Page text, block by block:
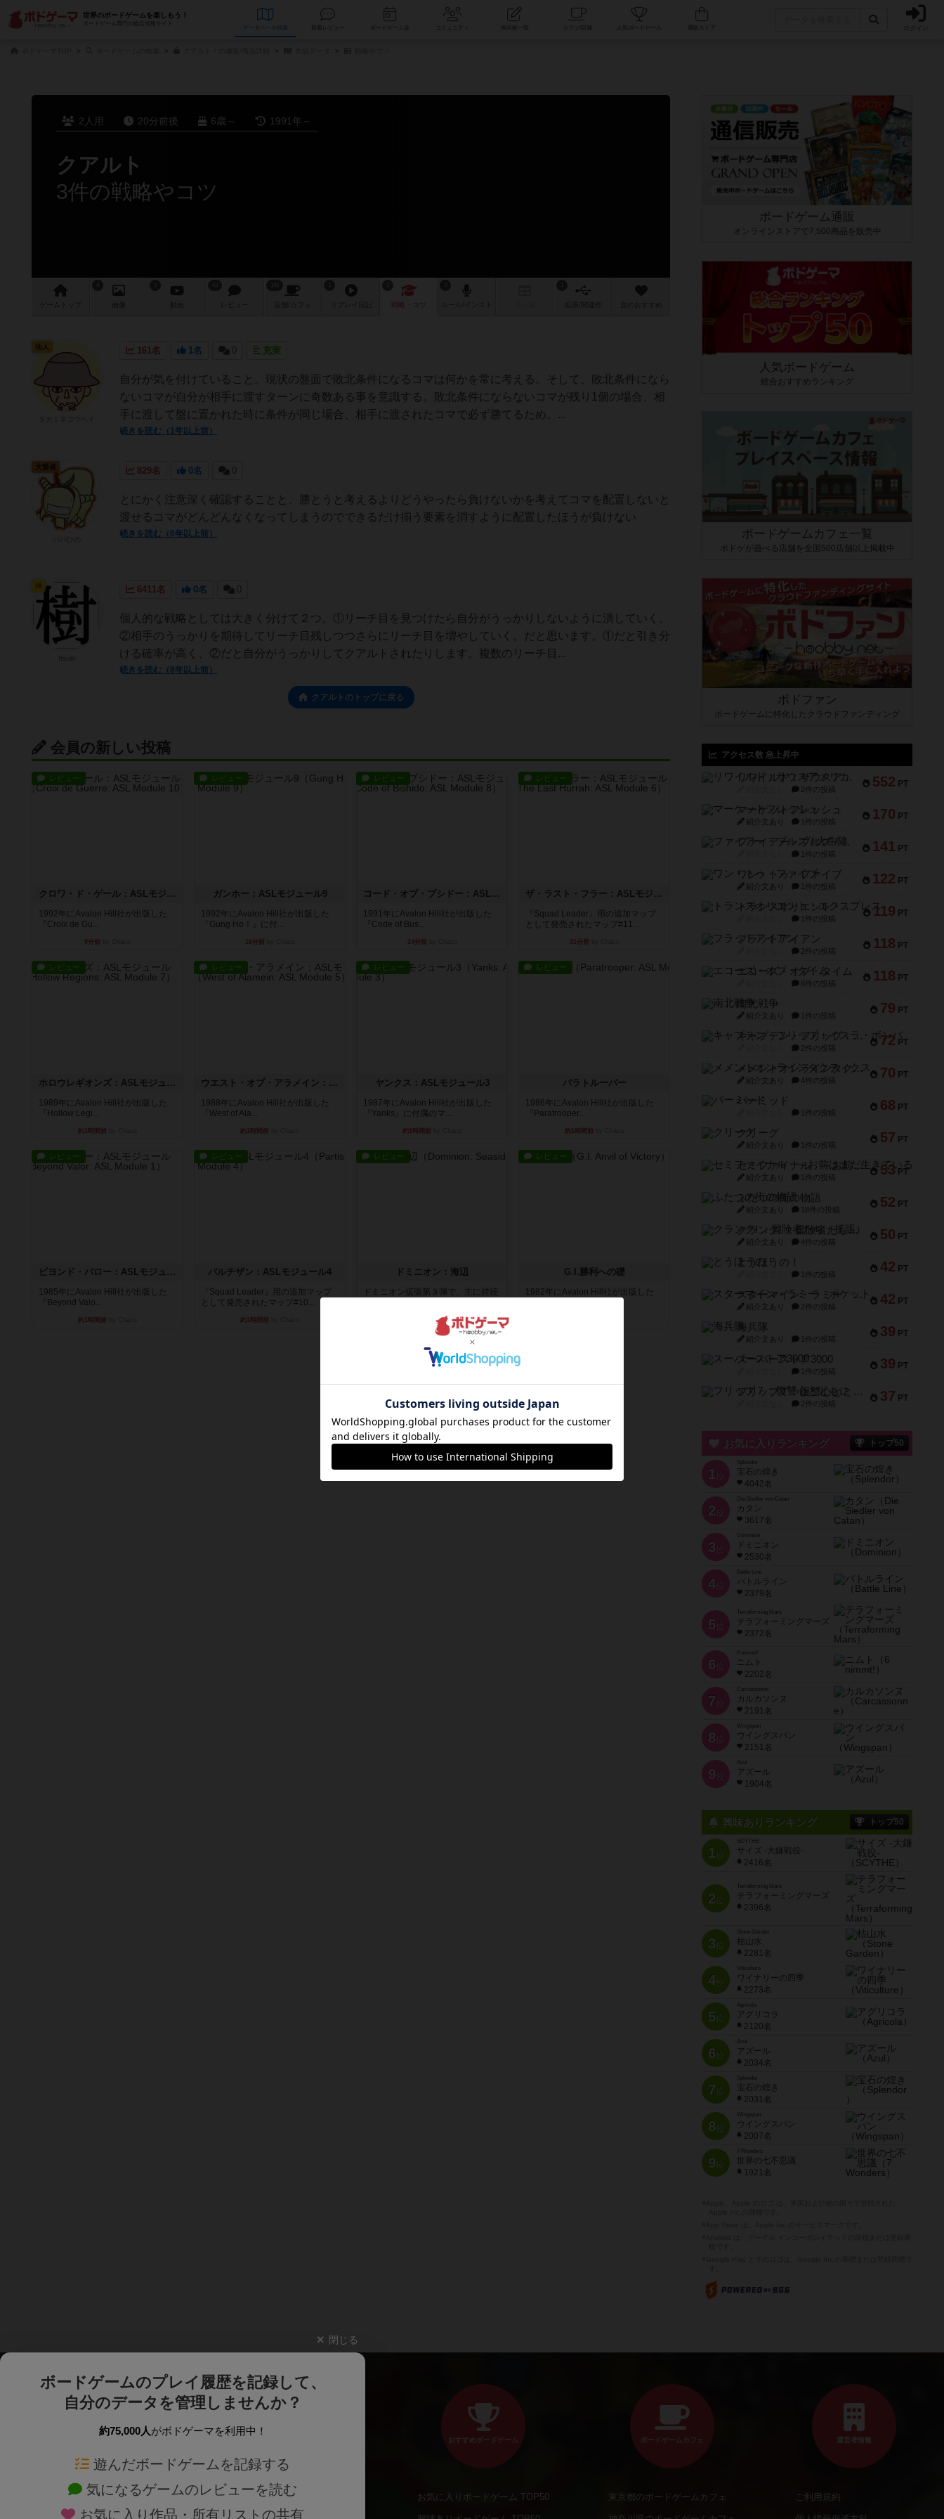
世界のボードゲームを楽しもう！
ボードゲーム専門の総合情報サイト
データベース コミュニティ 人気ボードゲーム ログイン
2人用 20分前後 6歳～ 1991年～
クアルト
3件の戦略やコツ
ゲーム 画像 レビュー 店舗/ カフェ 戦略 ・コツ 作 次のおすすめ
161名 1名 0 充実
自分が気を付けていること。現状の盤面で敗北条件になるコマは何かを常に考える。そして、敗北条件になら
ないコマが自分が相手に渡すターンに奇数ある事を意識する。敗北条件にならないコマが残り1個の場合、相
手に渡して盤に置かれた時に条件が同じ場合、相手に渡されたコマで必ず勝てるため。...
続きを読む（1年以上前）
仙人
829名 0名 0
とにかく注意深く確認することと、勝とうと考えるよりどうやったら負けないかを考えてコマを配置しないと
渡せるコマがどんどんなくなってしまうのでできるだけ揃う要素を消すように配置したほうが負けない
続きを読む（6年以上前）
大賢者
6411名 0名 0
個人的な戦略としては大きく分けて２つ。①リーチ目を見つけたら自分がうっかりしないように潰していく。
②相手のうっかりを期待してリーチ目残しつつさらにリーチ目を増やしていく。だと思います。①だと引き分
ける確率が高く、②だと自分がうっかりしてクアルトされたりします。複数のリーチ目...
続きを読む（8年以上前）
クアルトのトップに戻る
会員の新しい投稿
レビュー
クロワ・ド・ゲール：ASLモジュール10
1992年にAvalon Hill社が出版した
『Croix de Gu...
9分前
レビュー
ガンホー：ASLモジュール9
1992年にAvalon Hill社が出版した
『Gung Ho！』に付...
18分前
レビュー
コード・オブ・ブシドー：ASLモジュール8
1991年にAvalon Hill社が出版した
『Code of Bus...
24分前
レビュー
ザ・ラスト・フラー：ASLモジュール6
『Squad Leader』用の追加マップ
として発売されたマップ#11...
31分前
レビュー
ホロウレギオンズ：ASLモジュール7
1989年にAvalon Hill社が出版した
『Hollow Legi...
約1時間前
レビュー
ウエスト・オブ・アラメイン：ASLモジュール5
1988年にAvalon Hill社が出版した
『West of Ala...
約1時間前
レビュー
ヤンクス：ASLモジュール3
1987年にAvalon Hill社が出版した
『Yanks』に付属のマ...
約1時間前
レビュー
パラトルーパー
1986年にAvalon Hill社が出版した
『Paratrooper...
約1時間前
レビュー
ビヨンド・バロー：ASLモジュール1
1985年にAvalon Hill社が出版した
『Beyond Valo...
約1時間前
レビュー
パルチザン：ASLモジュール4
『Squad Leader』用の追加マップ
として発売されたマップ#10...
約1時間前
レビュー
ドミニオン：海辺
ドミニオン拡張第３弾で、主に持続
約2時間前by aki
レビュー
G.I.勝利への礎
1982年にAvalon Hill社が出版した
ボードゲーム通販
オンラインストアで7,500商品を販売中
人気ボードゲーム
総合おすすめランキング
ボードゲームカフェ一覧
ボドゲが遊べる店舗を全国500店舗以上掲載中
ボドファン
ボードゲームに特化したクラウドファンディング
アクセス数 急上昇中
552 PT
リワイルド：サウスアメリカ
2件の投稿
170 PT
マーケットフレッシュ
紹介文あり 1件の投稿
141 PT
ファイアー・ブルズ / 火牛陣
1件の投稿
122 PT
ワン・トゥ・ファイブ
紹介文あり 1件の投稿
119 PT
トランスオリエント・エクスプレス
1件の投稿
118 PT
フラットアイアン
2件の投稿
118 PT
エコーズ・オブ・タイム
8件の投稿
79 PT
南北戦争
紹介文あり 1件の投稿
72 PT
キャプテン・フリップ：イスラ・ボンバ
2件の投稿
70 PT
メメントオンラインタクティクス
紹介文あり 4件の投稿
68 PT
パーミッド
1件の投稿
57 PT
クリーグ
紹介文あり 1件の投稿
53 PT
セミファイナル ～お前はまだ生きている～
紹介文あり 1件の投稿
52 PT
ふたつの街の物語
紹介文あり 18件の投稿
50 PT
クランク! ：冒険者たち（拡張）
紹介文あり 4件の投稿
42 PT
とうほうの！
1件の投稿
42 PT
スターマイン・ラミー ポケット
紹介文あり 2件の投稿
39 PT
海兵隊
紹介文あり 1件の投稿
39 PT
スーパーストア3000
1件の投稿
37 PT
フリップ７：復讐心とともに
2件の投稿
お気に入りランキング トップ50
1 位
宝石の煌き
4042名
2 位
Die Siedler von Catan
カタン
3617名
3 位
ドミニオン
2530名
4位
Battle Line
バトルライン
2379名
5 位
Terraforming Mars
テラフォーミングマーズ
2372名
6 位
ニムト
2202名
7 位
Carcassonne
カルカソンヌ
2191名
8 位
Wingspan
ウイングスパン
2151名
9 位
Azul
アズール
1904名
興味ありランキング トップ50
1位
SCYTHE
サイズ -大鎌戦役-
2416名
2位
Terraforming Mars
テラフォーミングマーズ
2396名
3位
Stone Garden
枯山水
2281名
4位
Viticulture
ワイナリーの四季
2273名
5位
Agricola
アグリコラ
2120名
6位
Azul
アズール
2034名
7位
宝石の煌き
2031名
8位
Wingspan
ウイングスパン
2007名
9位
7 Wonders
世界の七不思議
1921名
閉じる
ボードゲームのプレイ履歴を記録して、
自分のデータを管理しませんか？
約75,000人がボドゲーマを利用中！
遊んだボードゲームを記録する
気になるゲームのレビューを読む
お気に入り作品・所有リストの共有
ボードゲームを検索する 新作・再入荷情報
おすすめボードゲーム
お気に入りボードゲーム TOP50
ボードゲームカフェ
東京都のボードゲームカフェ
運営者情報
ご利用規約